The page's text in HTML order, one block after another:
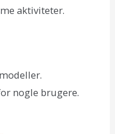
aktiviteter.
nogle brugere.